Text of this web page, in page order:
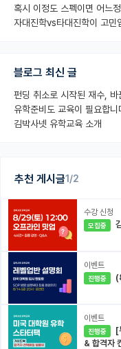
추천 게시글1/2
수강 신청
모집중
이벤트
진행중
이벤트
진행중
& 합격자
혹시 이정도 스펙이면 어느
자대진학vs타대진학이 고민
블로그 최신 글
유학준비도 교육이 필요합니
김박사넷 유학교육 소개